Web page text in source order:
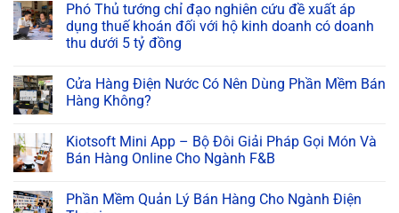
Phó Thủ tướng chỉ đạo nghiên cứu đề xuất áp
dụng thuế khoán đối với hộ kinh doanh có doanh
thu dưới 5 tỷ đồng
Cửa Hàng Điện Nước Có Nên Dùng Phần Mềm Bán
Hàng Không?
Kiotsoft Mini App – Bộ Đôi Giải Pháp Gọi Món Và
Bán Hàng Online Cho Ngành F&B
Phần Mềm Quản Lý Bán Hàng Cho Ngành Điện